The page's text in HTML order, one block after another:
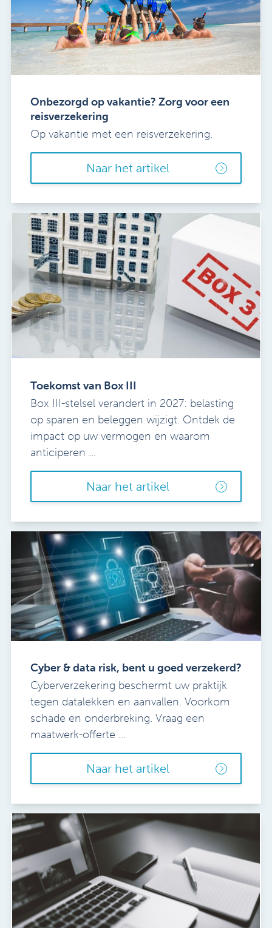
Onbezorgd op vakantie? Zorg voor een
reisverzekering
Op vakantie met een reisverzekering.
Naar het artikel
Toekomst van Box III
Box III-stelsel verandert in 2027: belasting
op sparen en beleggen wijzigt. Ontdek de
impact op uw vermogen en waarom
anticiperen ...
Naar het artikel
Cyber & data risk, bent u goed verzekerd?
Cyberverzekering beschermt uw praktijk
tegen datalekken en aanvallen. Voorkom
schade en onderbreking. Vraag een
maatwerk-offerte ...
Naar het artikel